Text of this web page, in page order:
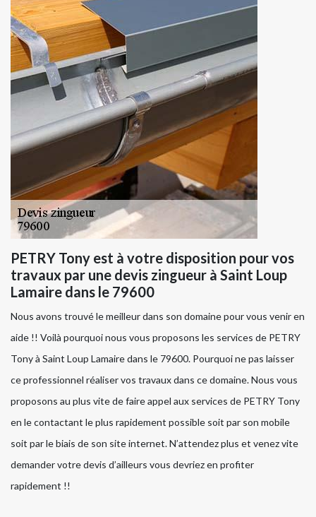
PETRY Tony est à votre disposition pour vos
travaux par une devis zingueur à Saint Loup
Lamaire dans le 79600
Nous avons trouvé le meilleur dans son domaine pour vous venir en
aide !! Voilà pourquoi nous vous proposons les services de PETRY
Tony à Saint Loup Lamaire dans le 79600. Pourquoi ne pas laisser
ce professionnel réaliser vos travaux dans ce domaine. Nous vous
proposons au plus vite de faire appel aux services de PETRY Tony
en le contactant le plus rapidement possible soit par son mobile
soit par le biais de son site internet. N’attendez plus et venez vite
demander votre devis d’ailleurs vous devriez en profiter
rapidement !!